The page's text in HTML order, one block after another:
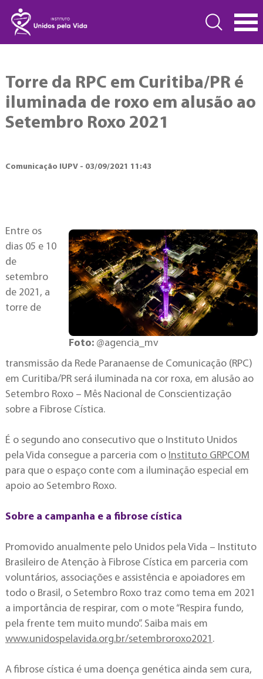
Torre da RPC em Curitiba/PR é
iluminada de roxo em alusão ao
Setembro Roxo 2021
Comunicação IUPV - 03/09/2021 11:43
Foto: @agencia_mv
Entre os
dias 05 e 10
de
setembro
de 2021, a
torre de
transmissão da Rede Paranaense de Comunicação (RPC)
em Curitiba/PR será iluminada na cor roxa, em alusão ao
Setembro Roxo – Mês Nacional de Conscientização
sobre a Fibrose Cística.
É o segundo ano consecutivo que o Instituto Unidos
pela Vida consegue a parceria com o Instituto GRPCOM
para que o espaço conte com a iluminação especial em
apoio ao Setembro Roxo.
Sobre a campanha e a fibrose cística
Promovido anualmente pelo Unidos pela Vida – Instituto
Brasileiro de Atenção à Fibrose Cística em parceria com
voluntários, associações e assistência e apoiadores em
todo o Brasil, o Setembro Roxo traz como tema em 2021
a importância de respirar, com o mote “Respira fundo,
pela frente tem muito mundo”. Saiba mais em
www.unidospelavida.org.br/setembroroxo2021 .
A fibrose cística é uma doença genética ainda sem cura,